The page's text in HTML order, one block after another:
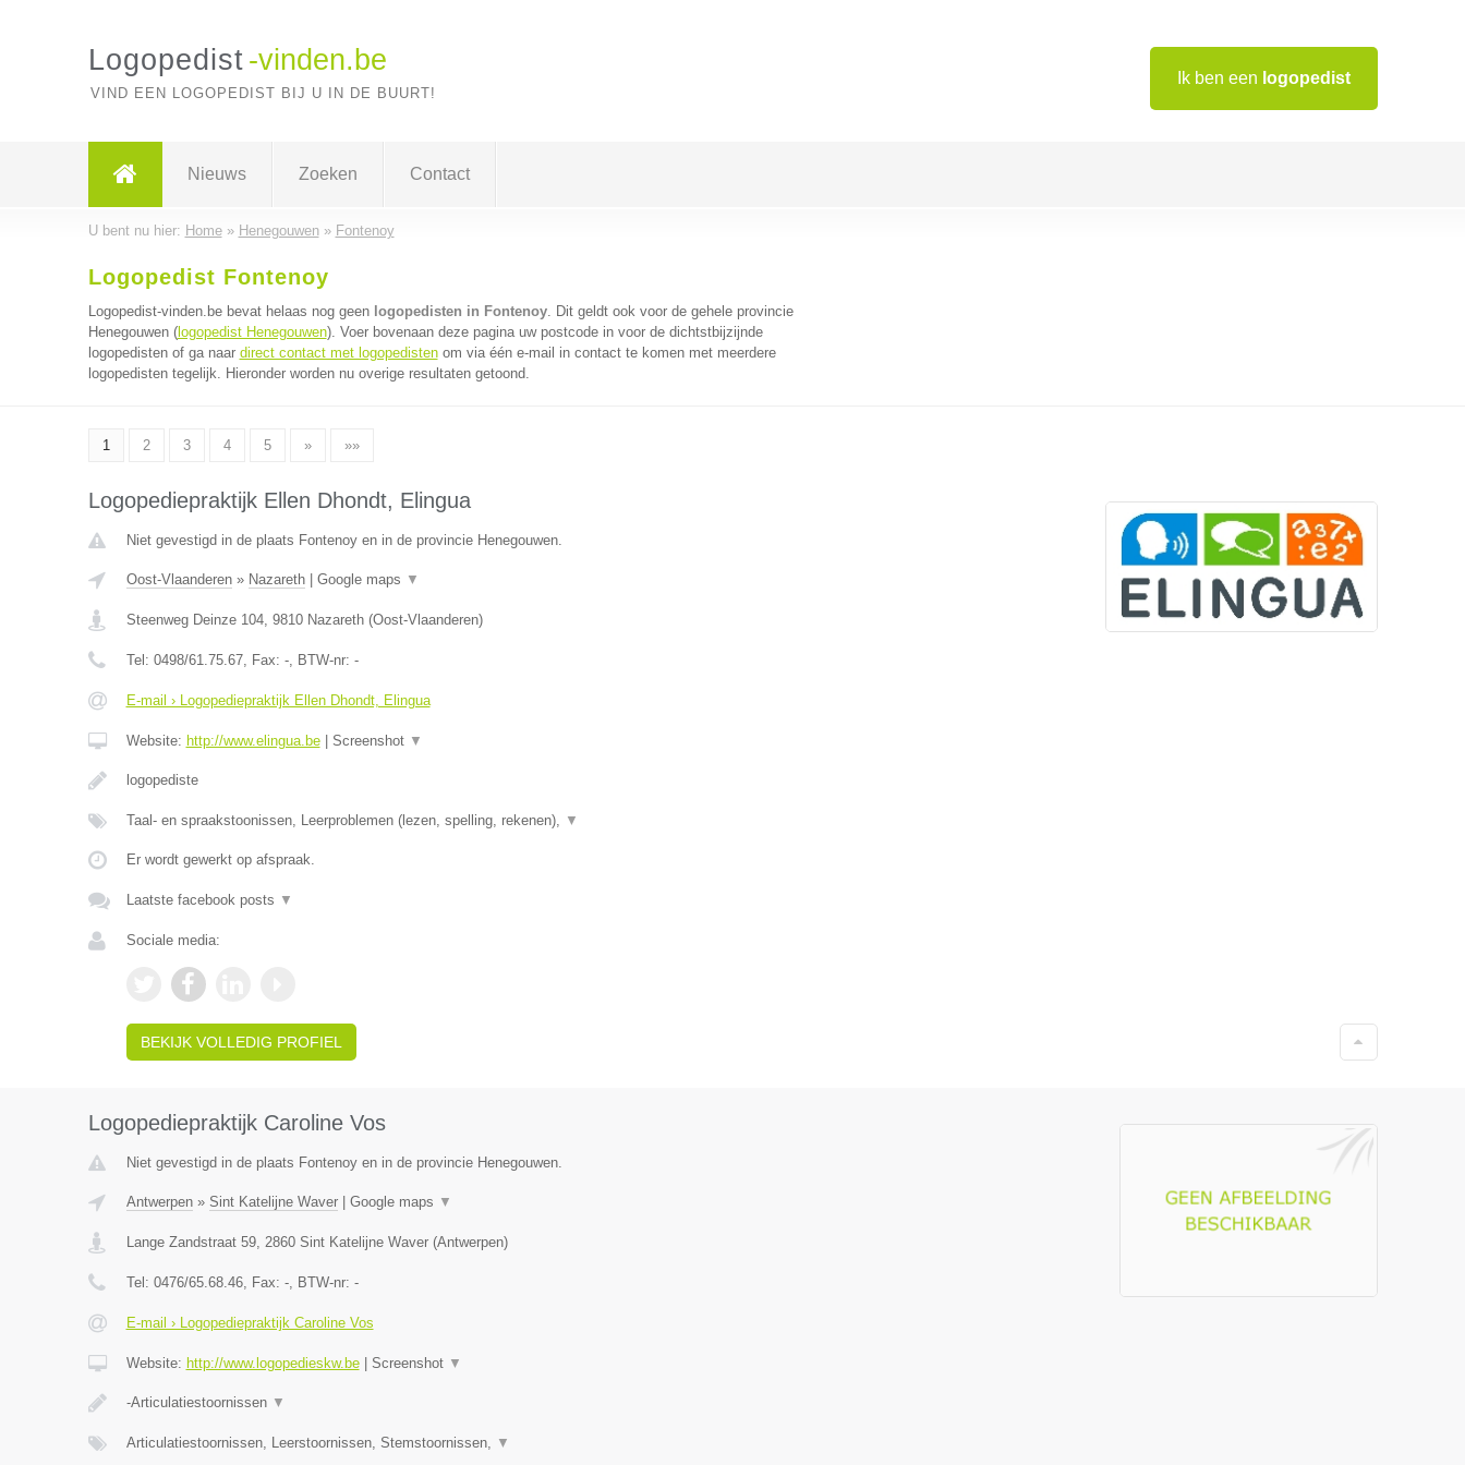
Ik ben een logopedist
Logopedist -vinden.be
VIND EEN LOGOPEDIST BIJ U IN DE BUURT!
Nieuws Zoeken Contact
U bent nu hier: Home» Henegouwen» Fontenoy
Logopedist Fontenoy
Logopedist-vinden.be bevat helaas nog geen logopedisten in Fontenoy. Dit geldt ook voor de gehele provincie
Henegouwen (logopedist Henegouwen). Voer bovenaan deze pagina uw postcode in voor de dichtstbijzijnde
logopedisten of ga naar direct contact met logopedistenom via één e-mail in contact te komen met meerdere
logopedisten tegelijk. Hieronder worden nu overige resultaten getoond.
1 2 3 4 5 » »»
Logopediepraktijk Ellen Dhondt, Elingua
Niet gevestigd in de plaats Fontenoy en in de provincie Henegouwen.
Oost-Vlaanderen» Nazareth| Google maps ▼
Steenweg Deinze 104, 9810 Nazareth(Oost-Vlaanderen)
Tel: 0498/61.75.67, Fax: -, BTW-nr: -
E-mail › Logopediepraktijk Ellen Dhondt, Elingua
Website: http://www.elingua.be| Screenshot ▼
logopediste
Taal- en spraakstoonissen, Leerproblemen (lezen, spelling, rekenen), ▼
Er wordt gewerkt op afspraak.
Laatste facebook posts ▼
Sociale media:
BEKIJK VOLLEDIG PROFIEL
Logopediepraktijk Caroline Vos
Niet gevestigd in de plaats Fontenoy en in de provincie Henegouwen.
Antwerpen» Sint Katelijne Waver| Google maps ▼
Lange Zandstraat 59, 2860 Sint Katelijne Waver(Antwerpen)
Tel: 0476/65.68.46, Fax: -, BTW-nr: -
E-mail › Logopediepraktijk Caroline Vos
Website: http://www.logopedieskw.be| Screenshot ▼
-Articulatiestoornissen ▼
Articulatiestoornissen, Leerstoornissen, Stemstoornissen, ▼